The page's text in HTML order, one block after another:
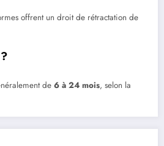
offrent un droit de rétractation de
de 6 à 24 mois, selon la